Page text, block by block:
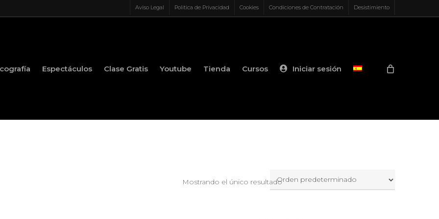
Aviso Legal Politica de Privacidad Cookies Condiciones de Contratación Desistimiento
Espectáculos Clase Gratis Youtube Tienda Cursos Iniciar sesión
Mostrando el único resultado